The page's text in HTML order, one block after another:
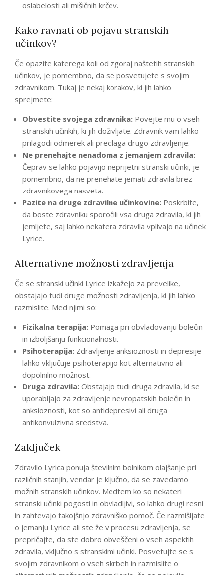
oslabelosti ali mišičnih krčev.
Kako ravnati ob pojavu stranskih
učinkov?
Če opazite katerega koli od zgoraj naštetih stranskih
učinkov, je pomembno, da se posvetujete s svojim
zdravnikom. Tukaj je nekaj korakov, ki jih lahko
sprejmete:
Obvestite svojega zdravnika: Povejte mu o vseh
stranskih učinkih, ki jih doživljate. Zdravnik vam lahko
prilagodi odmerek ali predlaga drugo zdravljenje.
Ne prenehajte nenadoma z jemanjem zdravila:
Čeprav se lahko pojavijo neprijetni stranski učinki, je
pomembno, da ne prenehate jemati zdravila brez
zdravnikovega nasveta.
Pazite na druge zdravilne učinkovine: Poskrbite,
da boste zdravniku sporočili vsa druga zdravila, ki jih
jemljete, saj lahko nekatera zdravila vplivajo na učinek
Lyrice.
Alternativne možnosti zdravljenja
Če se stranski učinki Lyrice izkažejo za prevelike,
obstajajo tudi druge možnosti zdravljenja, ki jih lahko
razmislite. Med njimi so:
Fizikalna terapija: Pomaga pri obvladovanju bolečin
in izboljšanju funkcionalnosti.
Psihoterapija: Zdravljenje anksioznosti in depresije
lahko vključuje psihoterapijo kot alternativno ali
dopolnilno možnost.
Druga zdravila: Obstajajo tudi druga zdravila, ki se
uporabljajo za zdravljenje nevropatskih bolečin in
anksioznosti, kot so antidepresivi ali druga
antikonvulzivna sredstva.
Zaključek
Zdravilo Lyrica ponuja številnim bolnikom olajšanje pri
različnih stanjih, vendar je ključno, da se zavedamo
možnih stranskih učinkov. Medtem ko so nekateri
stranski učinki pogosti in obvladljivi, so lahko drugi resni
in zahtevajo takojšnjo zdravniško pomoč. Če razmišljate
o jemanju Lyrice ali ste že v procesu zdravljenja, se
prepričajte, da ste dobro obveščeni o vseh aspektih
zdravila, vključno s stranskimi učinki. Posvetujte se s
svojim zdravnikom o vseh skrbeh in razmislite o